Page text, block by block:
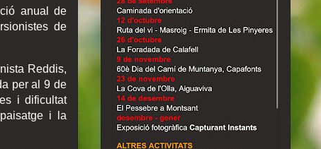
anual de
de
Reddis,
per al 9 de
i dificultat
i la